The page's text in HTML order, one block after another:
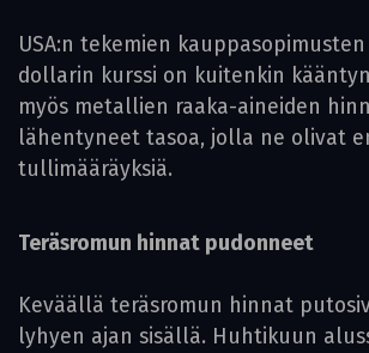
USA:n tekemien
dollarin kurssi on kuitenkin
myös metallien raaka-aineiden
lähentyneet tasoa, jolla ne olivat
tullimääräyksiä.
Teräsromun hinnat pudonneet
Keväällä teräsromun hinnat
lyhyen ajan sisällä. Huhtikuun